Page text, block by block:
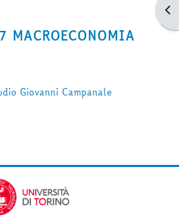
MACROECONOMIA
Giovanni Campanale